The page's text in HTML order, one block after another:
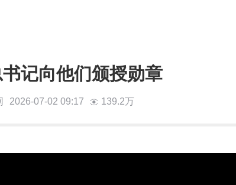
记向他们颁授勋章
2026-07-02 09:17 139.2万